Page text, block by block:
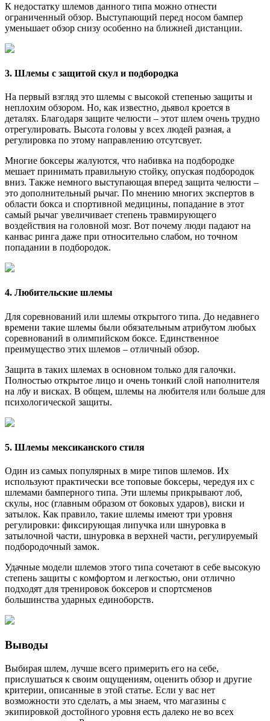
К недостатку шлемов данного типа можно отнести
ограниченный обзор. Выступающий перед носом бампер
уменьшает обзор снизу особенно на ближней дистанции.
3. Шлемы с защитой скул и подбородка
На первый взгляд это шлемы с высокой степенью защиты и
неплохим обзором. Но, как известно, дьявол кроется в
деталях. Благодаря защите челюсти – этот шлем очень трудно
отрегулировать. Высота головы у всех людей разная, а
регулировка по этому направлению отсутсвует.
Многие боксеры жалуются, что набивка на подбородке
мешает принимать правильную стойку, опуская подбородок
вниз. Также немного выступающая вперед защита челюсти –
это дополнительный рычаг. По мнению многих экспертов в
области бокса и спортивной медицины, попадание в этот
самый рычаг увеличивает степень травмирующего
воздействия на головной мозг. Вот почему люди падают на
канвас ринга даже при относительно слабом, но точном
попадании в подбородок.
4. Любительские шлемы
Для соревнований или шлемы открытого типа. До недавнего
времени такие шлемы были обязательным атрибутом любых
соревнований в олимпийском боксе. Единственное
преимущество этих шлемов – отличный обзор.
Защита в таких шлемах в основном только для галочки.
Полностью открытое лицо и очень тонкий слой наполнителя
на лбу и висках. В общем, шлемы на любителя или больше для
психологической защиты.
5. Шлемы мексиканского стиля
Один из самых популярных в мире типов шлемов. Их
используют практически все топовые боксеры, чередуя их с
шлемами бамперного типа. Эти шлемы прикрывают лоб,
скулы, нос (главным образом от боковых ударов), виски и
затылок. Как правило, такие шлемы имеют три уровня
регулировки: фиксирующая липучка или шнуровка в
затылочной части, шнуровка в верхней части, регулируемый
подбородочный замок.
Удачные модели шлемов этого типа сочетают в себе высокую
степень защиты с комфортом и легкостью, они отлично
подходят для тренировок боксеров и спортсменов
большинства ударных единоборств.
Выводы
Выбирая шлем, лучше всего примерить его на себе,
прислушаться к своим ощущениям, оценить обзор и другие
критерии, описанные в этой статье. Если у вас нет
возможности это сделать, а мы знаем, что магазины с
экипировкой достойного уровня есть далеко не во всех